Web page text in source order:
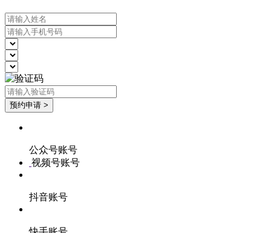
公众号账号
视频号账号
抖音账号